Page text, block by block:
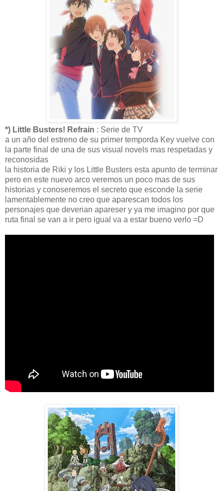
*) Little Busters! Refrain : Serie de TV
a un año del estreno de su primer temporda Key vuelve con
la parte final de una de sus visual novels mas respetadas y
reconosidas
la historia de Riki y los Little Busters esta apunto de terminar
pero en este nuevo arco veremos un poco mas de sus
historias y conoseremos el secreto que esconde la serie
lamentablemente no creo que aparescan todos los
personajes que deverian apareser y ya me imagino por que
ruta final se van a ir pero igual va a estar bueno verlo =D